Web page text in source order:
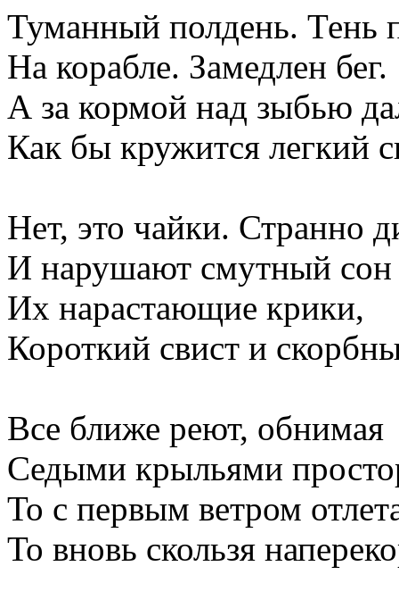
Туманный полдень. Тень
На корабле. Замедлен бег.
А за кормой над зыбью
Как бы кружится легкий
Нет, это чайки. Странно
И нарушают смутный сон
Их нарастающие крики,
Короткий свист и
Все ближе реют, обнимая
Седыми крыльями
То с первым ветром
То вновь скользя